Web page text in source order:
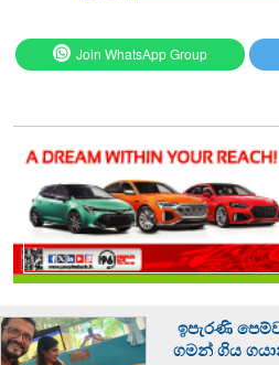
Join WhatsApp Group
ඉපැරණි
ගමන් ගිය